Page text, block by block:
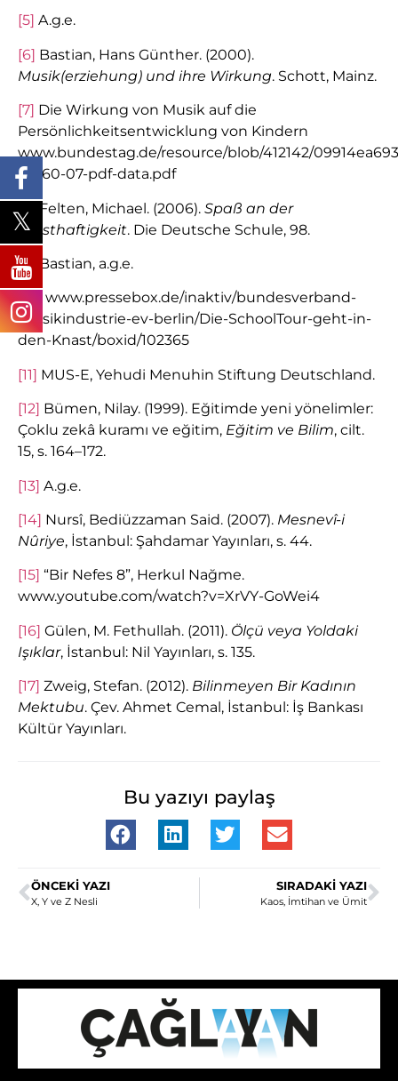
[5] A.g.e.
[6] Bastian, Hans Günther. (2000).
Musik(erziehung) und ihre Wirkung. Schott, Mainz.
[7] Die Wirkung von Musik auf die
Persönlichkeitsentwicklung von Kindern
www.bundestag.de/resource/blob/412142/
9-060-07-pdf-data.pdf
[8] Felten, Michael. (2006). Spaß an der
Ernsthaftigkeit. Die Deutsche Schule, 98.
[9] Bastian, a.g.e.
[10]
www.pressebox.de/inaktiv/bundesverband-
musikindustrie-ev-berlin/Die-SchoolTour-geht-in-
den-Knast/boxid/102365
[11] MUS-E, Yehudi Menuhin Stiftung Deutschland.
[12] Bümen, Nilay. (1999). Eğitimde yeni yönelimler:
Çoklu zekâ kuramı ve eğitim, Eğitim ve Bilim, cilt.
15, s. 164–172.
[13] A.g.e.
[14] Nursî, Bediüzzaman Said. (2007). Mesnevî-i
Nûriye, İstanbul: Şahdamar Yayınları, s. 44.
[15] “Bir Nefes 8”, Herkul Nağme.
www.youtube.com/watch?v=XrVY-GoWei4
[16] Gülen, M. Fethullah. (2011). Ölçü veya Yoldaki
Işıklar, İstanbul: Nil Yayınları, s. 135.
[17] Zweig, Stefan. (2012). Bilinmeyen Bir Kadının
Mektubu. Çev. Ahmet Cemal, İstanbul: İş Bankası
Kültür Yayınları.
Bu yazıyı paylaş
ÖNCEKI YAZI
X, Y ve Z Nesli
SIRADAKI YAZI
Kaos, İmtihan ve Ümit